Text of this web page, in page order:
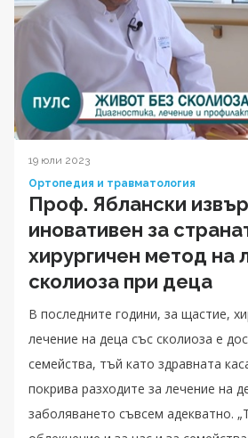
19 юли 2023
Ортопедия и травматология
Проф. Яблански
иновативен за
хирургичен метод на
сколиоза при деца
В последните години, за щастие,
лечение на деца със сколиоза е
семейства, тъй като здравната
покрива разходите за лечение на
заболяването съвсем адекватно.